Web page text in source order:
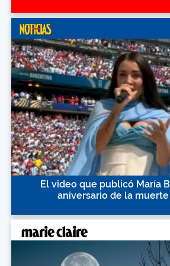
El video que publicó María
aniversario de la